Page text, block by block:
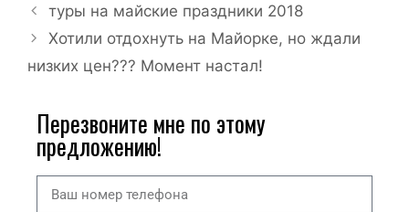
туры на майские праздники 2018
Хотили отдохнуть на Майорке, но ждали
низких цен??? Момент настал!
Перезвоните мне по этому
предложению!